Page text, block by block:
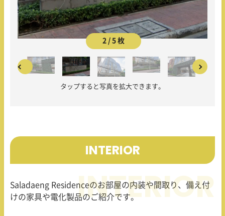
2 / 5 枚
タップすると写真を拡大できます。
INTERIOR
Saladaeng Residenceのお部屋の内装や間取り、備え付
けの家具や電化製品のご紹介です。